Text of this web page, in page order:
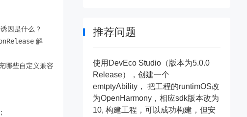
推荐问题
使用DevEco Studio（版本为5.0.0
Release），创建一个
emtptyAbility， 把工程的runtimOS改
为OpenHarmony，相应sdk版本改为
10, 构建工程，可以成功构建，但安
因是什么？
解
哪些自定义兼容
；